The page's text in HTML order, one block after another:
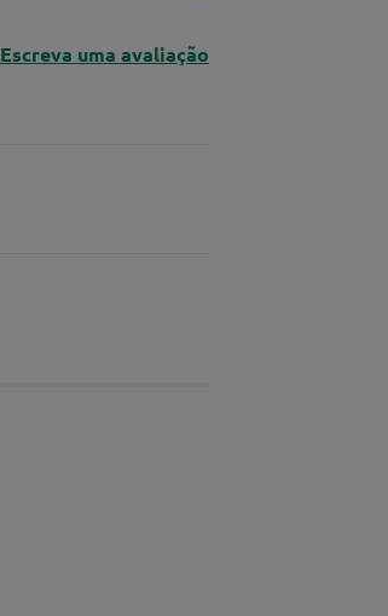
Escreva uma avaliação